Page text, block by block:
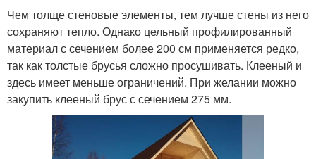
Чем толще стеновые элементы, тем лучше стены из него
сохраняют тепло. Однако цельный профилированный
материал с сечением более 200 см применяется редко,
так как толстые брусья сложно просушивать. Клееный и
здесь имеет меньше ограничений. При желании можно
закупить клееный брус с сечением 275 мм.